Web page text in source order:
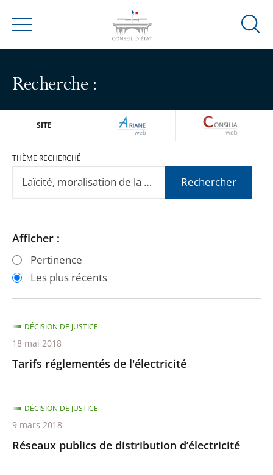
Menu
Ouvrir
Recherche :
SITE ARIANEWEB
THÈME RECHERCHÉ
Rechercher
Passer
les
filtres
après
Passer
les
filtres
avant
Afficher :
Pertinence
Les plus récents
Tarifs réglementés de l'électricité
DÉCISION DE JUSTICE
18 mai 2018
Réseaux publics de distribution d’électricité
DÉCISION DE JUSTICE
9 mars 2018